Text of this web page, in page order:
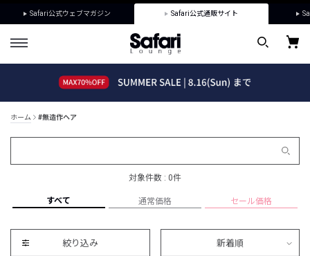
Safari公式ウェブマガジン Safari公式通販サイト
ホーム #無造作ヘア
対象件数 : 0件
すべて 通常価格 セール価格
絞り込み 新着順